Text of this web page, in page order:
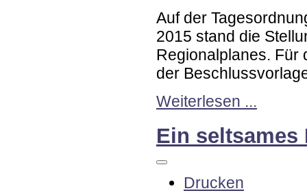
Auf der
2015 stand die
Regionalplanes. Für
der
Weiterlesen ...
Ein seltsames
Drucken